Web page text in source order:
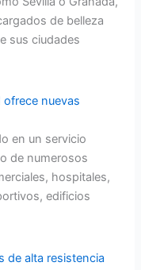
de belleza
sus ciudades
ofrece nuevas
en un servicio
de numerosos
hospitales,
edificios
de alta resistencia